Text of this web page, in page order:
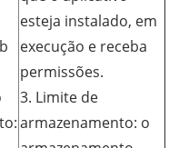
esteja instalado, em
execução e receba
permissões.
3. Limite de
armazenamento: o